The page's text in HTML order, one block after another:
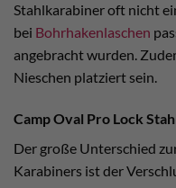
Stahlkarabiner oft nicht
bei Bohrhakenlaschen
angebracht wurden.
Nieschen platziert sein.
Camp Oval Pro Lock
Der große Unterschied
Karabiners ist der